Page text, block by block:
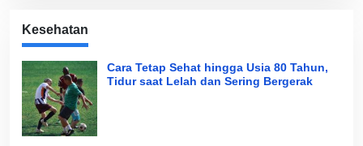
Kesehatan
Cara Tetap Sehat hingga Usia 80 Tahun,
Tidur saat Lelah dan Sering Bergerak